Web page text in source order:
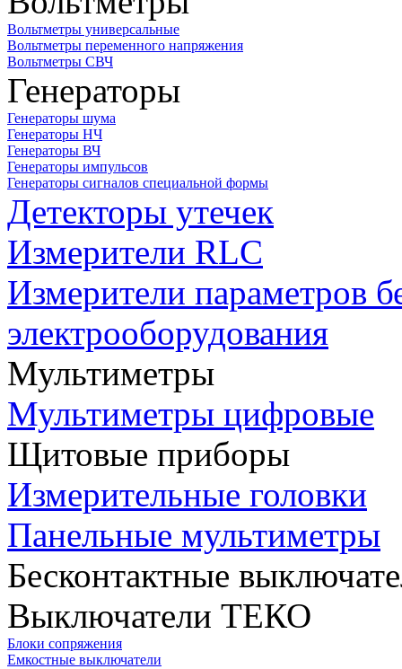
Вольтметры универсальные
Вольтметры переменного напряжения
Вольтметры СВЧ
Генераторы
Генераторы шума
Генераторы НЧ
Генераторы ВЧ
Генераторы импульсов
Генераторы сигналов специальной формы
Детекторы утечек
Измерители RLC
Измерители параметров
электрооборудования
Мультиметры
Мультиметры цифровые
Щитовые приборы
Измерительные головки
Панельные мультиметры
Бесконтактные
Выключатели ТЕКО
Блоки сопряжения
Емкостные выключатели